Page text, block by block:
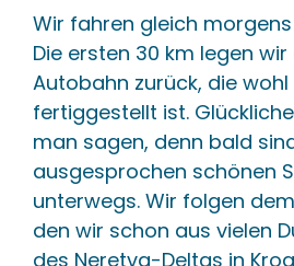
Wohnmobilreisenden.
🔗 In diesem Content
Derwisch-Kloster
Blagaj
Historisches Kloster am Buna-
🔗 In diesem Content
Wir fahren gleich
Die ersten 30 km legen
Autobahn zurück, die
fertiggestellt ist.
man sagen, denn bald
ausgesprochen schönen
unterwegs. Wir folgen dem
den wir schon aus vielen
des Neretva-Deltas in